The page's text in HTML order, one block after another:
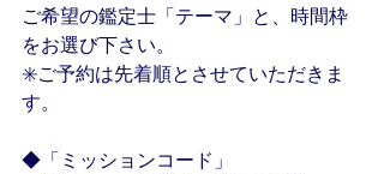
ご希望の鑑定士「テーマ」と、時間枠
をお選び下さい。
✳️ご予約は先着順とさせていただきま
す。
◆「ミッションコード」